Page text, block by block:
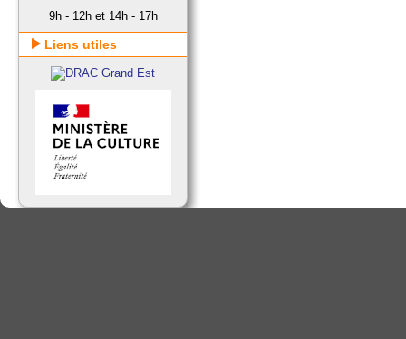
9h - 12h et 14h - 17h
Liens utiles